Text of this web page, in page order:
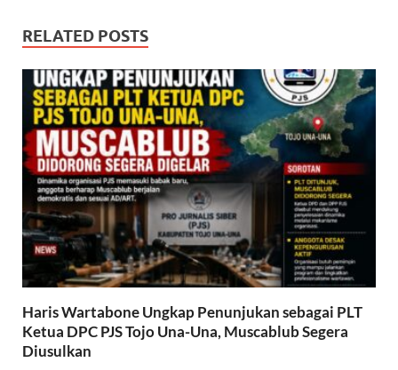
RELATED POSTS
Haris Wartabone Ungkap Penunjukan sebagai PLT
Ketua DPC PJS Tojo Una-Una, Muscablub Segera
Diusulkan